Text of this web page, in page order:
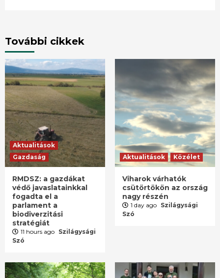
További cikkek
Aktualitások
Gazdaság
RMDSZ: a gazdákat
védő javaslatainkkal
fogadta el a
parlament a
biodiverzitási
stratégiát
11 hours ago Szilágysági
Szó
Aktualitások Közélet
Viharok várhatók
csütörtökön az ország
nagy részén
1 day ago Szilágysági
Szó